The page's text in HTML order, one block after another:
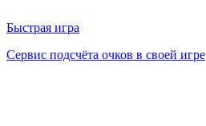
Быстрая игра
Сервис подсчёта очков в своей игре